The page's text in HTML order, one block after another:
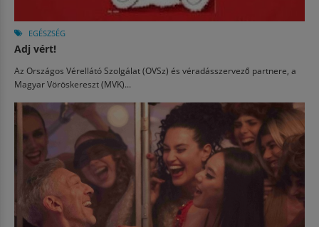
EGÉSZSÉG
Adj vért!
Az Országos Vérellátó Szolgálat (OVSz) és véradásszervező partnere, a
Magyar Vöröskereszt (MVK)...